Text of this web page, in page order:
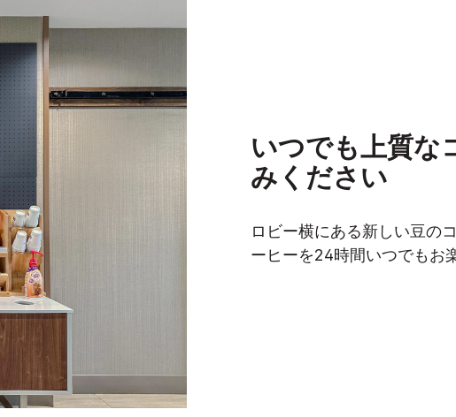
いつでも上質な
みください
ロビー横にある新しい豆の
ーヒーを24時間いつでもお